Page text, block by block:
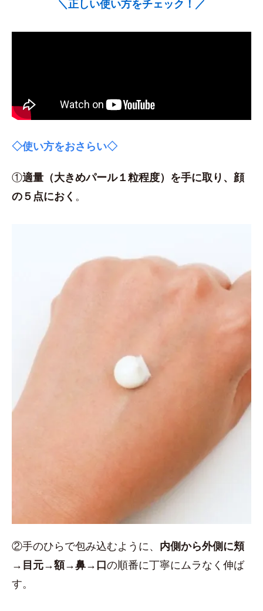
＼正しい使い方をチェック！／
◇使い方をおさらい◇
①適量（大きめパール１粒程度）を手に取り、顔
の５点におく 。
②手のひらで包み込むように、 内側から外側に頬
→目元→額→鼻→口の順番に丁寧にムラなく伸ば
す。